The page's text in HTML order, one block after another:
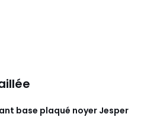
base plaqué noyer Jesper